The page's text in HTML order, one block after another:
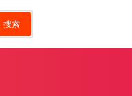
搜索